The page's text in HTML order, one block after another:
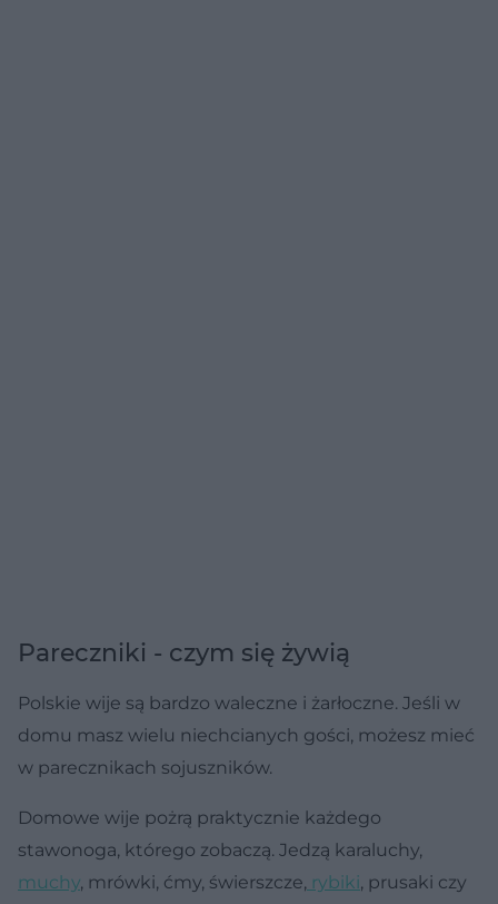
Pareczniki - czym się żywią
Polskie wije są bardzo waleczne i żarłoczne. Jeśli w
domu masz wielu niechcianych gości, możesz mieć
w parecznikach sojuszników.
Domowe wije pożrą praktycznie każdego
stawonoga, którego zobaczą. Jedzą karaluchy,
muchy, mrówki, ćmy, świerszcze, rybiki, prusaki czy